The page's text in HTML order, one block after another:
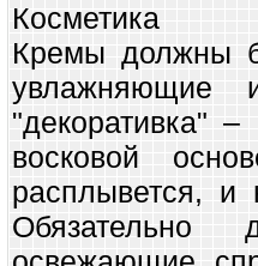
Косметика
Кремы должны
увлажняющие
"декоративка"
восковой
расплывется,